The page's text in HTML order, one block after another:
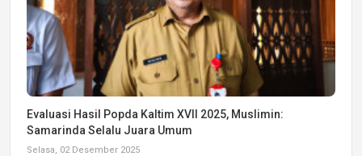
Evaluasi Hasil Popda Kaltim XVII 2025, Muslimin:
Samarinda Selalu Juara Umum
Selasa, 02 Desember 2025